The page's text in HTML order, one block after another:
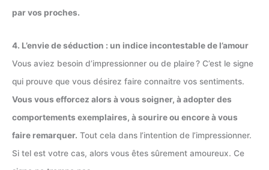
par vos proches.
4. L’envie de séduction : un indice incontestable de l’amour
Vous aviez besoin d’impressionner ou de plaire ? C’est le signe
qui prouve que vous désirez faire connaitre vos sentiments.
Vous vous efforcez alors à vous soigner, à adopter des
comportements exemplaires, à sourire ou encore à vous
faire remarquer. Tout cela dans l’intention de l’impressionner.
Si tel est votre cas, alors vous êtes sûrement amoureux. Ce